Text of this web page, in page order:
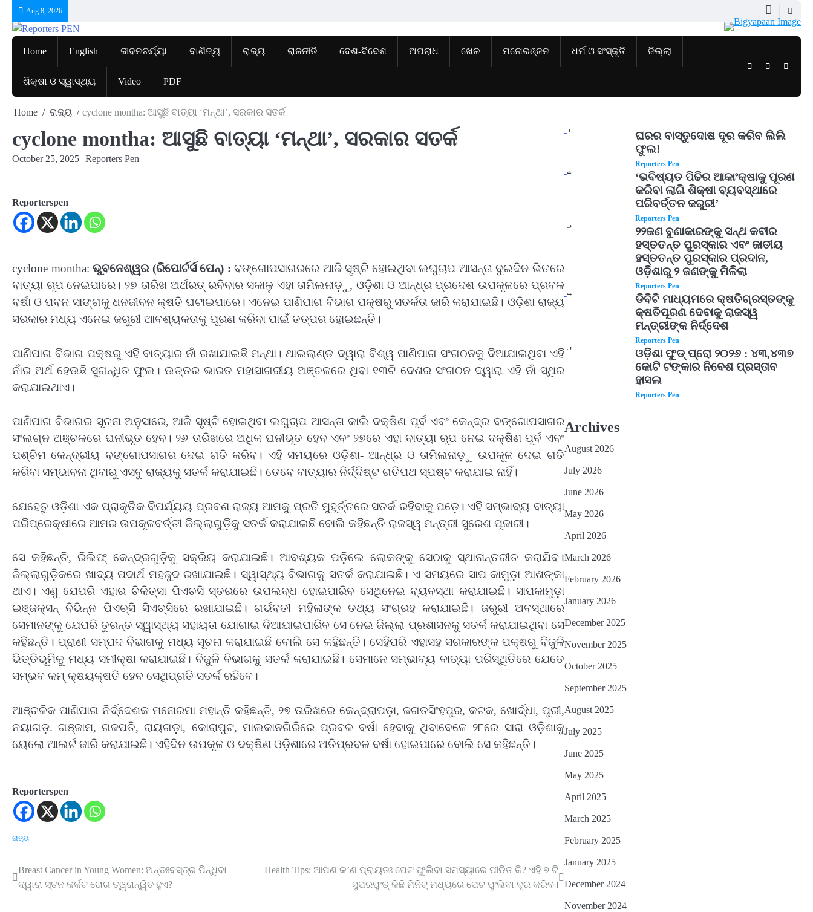
content
Aug 8, 2026
Home English ଜୀବନଚର୍ଯ୍ୟା ବାଣିଜ୍ୟ ରାଜ୍ୟ ରାଜନୀତି ଦେଶ-ବିଦେଶ ଅପରାଧ ଖେଳ ମନୋରଞ୍ଜନ ଧର୍ମ ଓ ସଂସ୍କୃତି ଜିଲ୍ଲା
ଶିକ୍ଷା ଓ ସ୍ୱାସ୍ଥ୍ୟ Video PDF
TwitterFacebook
Home ରାଜ୍ୟ cyclone montha: ଆସୁଛି ବାତ୍ୟା ‘ମନ୍ଥା’, ସରକାର ସତର୍କ
cyclone montha: ଆସୁଛି ବାତ୍ୟା ‘ମନ୍ଥା’, ସରକାର ସତର୍କ
October 25, 2025 Reporters Pen
Reporterspen
cyclone montha:ଭୁବନେଶ୍ୱର (ରିପୋର୍ଟର୍ସ ପେନ୍‌) : ବଙ୍ଗୋପସାଗରରେ ଆଜି ସୃଷ୍ଟି ହୋଇଥିବା ଲଘୁଚାପ ଆସନ୍ତା ଦୁଇଦିନ ଭିତରେ
ବାତ୍ୟା ରୂପ ନେଇପାରେ। ୨୭ ତାରିଖ ଅର୍ଥରତ୍‍ ରବିବାର ସକାଳୁ ଏହା ତାମିଲନାଡ଼ୁ, ଓଡ଼ିଶା ଓ ଆନ୍ଧ୍ର ପ୍ରଦେଶ ଉପକୂଳରେ ପ୍ରବଳ
ବର୍ଷା ଓ ପବନ ସାଙ୍ଗକୁ ଧନଜୀବନ କ୍ଷତି ଘଟାଇପାରେ। ଏନେଇ ପାଣିପାଗ ବିଭାଗ ପକ୍ଷରୁ ସତର୍କତା ଜାରି କରାଯାଇଛି। ଓଡ଼ିଶା ରାଜ୍ୟ
ସରକାର ମଧ୍ୟ ଏନେଇ ଜରୁରୀ ଆବଶ୍ୟକତାକୁ ପୂରଣ କରିବା ପାଇଁ ତତ୍ପର ହୋଇଛନ୍ତି।
ପାଣିପାଗ ବିଭାଗ ପକ୍ଷରୁ ଏହି ବାତ୍ୟାର ନାଁ ରଖାଯାଇଛି ମନ୍ଥା। ଥାଇଲାଣ୍ଡ ଦ୍ୱାରା ବିଶ୍ୱ ପାଣିପାଗ ସଂଗଠନକୁ ଦିଆଯାଇଥିବା ଏହି
ନାଁର ଅର୍ଥ ହେଉଛି ସୁଗନ୍ଧିତ ଫୁଲ। ଉତ୍ତର ଭାରତ ମହାସାଗରୀୟ ଅଞ୍ଚଳରେ ଥିବା ୧୩ଟି ଦେଶର ସଂଗଠନ ଦ୍ୱାରା ଏହି ନାଁ ସ୍ଥିର
କରାଯାଇଥାଏ।
ପାଣିପାଗ ବିଭାଗର ସୂଚନା ଅନୁସାରେ, ଆଜି ସୃଷ୍ଟି ହୋଇଥିବା ଲଘୁଚାପ ଆସନ୍ତା କାଲି ଦକ୍ଷିଣ ପୂର୍ବ ଏବଂ କେନ୍ଦ୍ର ବଙ୍ଗୋପସାଗର
ସଂଲଗ୍ନ ଅଞ୍ଚଳରେ ଘନୀଭୂତ ହେବ। ୨୬ ତାରିଖରେ ଅଧିକ ଘନୀଭୂତ ହେବ ଏବଂ ୨୭ରେ ଏହା ବାତ୍ୟା ରୂପ ନେଇ ଦକ୍ଷିଣ ପୂର୍ବ ଏବଂ
ପଶ୍ଚିମ କେନ୍ଦ୍ରୀୟ ବଙ୍ଗୋପସାଗର ଦେଇ ଗତି କରିବ। ଏହି ସମୟରେ ଓଡ଼ିଶା- ଆନ୍ଧ୍ର ଓ ତାମିଲନାଡ଼ୁ ଉପକୂଳ ଦେଇ ଗତି
କରିବା ସମ୍ଭାବନା ଥିବାରୁ ଏସବୁ ରାଜ୍ୟକୁ ସତର୍କ କରାଯାଇଛି। ତେବେ ବାତ୍ୟାର ନିର୍ଦ୍ଦିଷ୍ଟ ଗତିପଥ ସ୍ପଷ୍ଟ କରାଯାଇ ନାହିଁ।
ଯେହେତୁ ଓଡ଼ିଶା ଏକ ପ୍ରାକୃତିକ ବିପର୍ଯ୍ୟୟ ପ୍ରବଣ ରାଜ୍ୟ ଆମକୁ ପ୍ରତି ମୁହୂର୍ତ୍ତରେ ସତର୍କ ରହିବାକୁ ପଡ଼େ। ଏହି ସମ୍ଭାବ୍ୟ ବାତ୍ୟା
ପରିପ୍ରେକ୍ଷୀରେ ଆମର ଉପକୂଳବର୍ତ୍ତୀ ଜିଲ୍ଲାଗୁଡ଼ିକୁ ସତର୍କ କରାଯାଇଛି ବୋଲି କହିଛନ୍ତି ରାଜସ୍ୱ ମନ୍ତ୍ରୀ ସୁରେଶ ପୂଜାରୀ।
ସେ କହିଛନ୍ତି, ରିଲିଫ୍‍ କେନ୍ଦ୍ରଗୁଡ଼ିକୁ ସକ୍ରିୟ କରାଯାଇଛି। ଆବଶ୍ୟକ ପଡ଼ିଲେ ଲୋକଙ୍କୁ ସେଠାକୁ ସ୍ଥାନାନ୍ତରୀତ କରାଯିବ।
ଜିଲ୍ଲାଗୁଡ଼ିକରେ ଖାଦ୍ୟ ପଦାର୍ଥ ମହଜୁଦ ରଖାଯାଇଛି। ସ୍ୱାସ୍ଥ୍ୟ ବିଭାଗକୁ ସତର୍କ କରାଯାଇଛି। ଏ ସମୟରେ ସାପ କାମୁଡ଼ା ଆଶଙ୍କା
ଥାଏ। ଏଣୁ ଯେପରି ଏହାର ଚିକିତ୍ସା ପିଏଚସି ସ୍ତରରେ ଉପଲବ୍ଧ ହୋଇପାରିବ ସେଥିନେଇ ବ୍ୟବସ୍ଥା କରାଯାଇଛି। ସାପକାମୁଡ଼ା
ଇଞ୍ଜକ୍ସନ୍‍ ବିଭିନ୍ନ ପିଏଚ୍‍ସି ସିଏଚ୍‍ସିରେ ରଖାଯାଇଛି। ଗର୍ଭବତୀ ମହିଳାଙ୍କ ତଥ୍ୟ ସଂଗ୍ରହ କରାଯାଇଛି। ଜରୁରୀ ଅବସ୍ଥାରେ
ସେମାନଙ୍କୁ ଯେପରି ତୁରନ୍ତ ସ୍ୱାସ୍ଥ୍ୟ ସହାୟତା ଯୋଗାଇ ଦିଆଯାଇପାରିବ ସେ ନେଇ ଜିଲ୍ଲା ପ୍ରଶାସନକୁ ସତର୍କ କରାଯାଇଥିବା ସେ
କହିଛନ୍ତି। ପ୍ରାଣୀ ସମ୍ପଦ ବିଭାଗକୁ ମଧ୍ୟ ସୂଚନା କରାଯାଇଛି ବୋଲି ସେ କହିଛନ୍ତି। ସେହିପରି ଏହାସହ ସରକାରଙ୍କ ପକ୍ଷରୁ ବିଜୁଳି
ଭିତ୍ତିଭୂମିକୁ ମଧ୍ୟ ସମୀକ୍ଷା କରାଯାଇଛି। ବିଜୁଳି ବିଭାଗକୁ ସତର୍କ କରାଯାଇଛି। ସେମାନେ ସମ୍ଭାବ୍ୟ ବାତ୍ୟା ପରିସ୍ଥିତିରେ ଯେତେ
ସମ୍ଭବ କମ୍‍ କ୍ଷୟକ୍ଷତି ହେବ ସେଥିପ୍ରତି ସତର୍କ ରହିବେ।
ଆଞ୍ଚଳିକ ପାଣିପାଗ ନିର୍ଦ୍ଦେଶକ ମନୋରମା ମହାନ୍ତି କହିଛନ୍ତି, ୨୭ ତାରିଖରେ କେନ୍ଦ୍ରାପଡ଼ା, ଜଗତସିଂହପୁର, କଟକ, ଖୋର୍ଦ୍ଧା, ପୁରୀ,
ନୟାଗଡ଼. ଗଞ୍ଜାମ, ଗଜପତି, ରାୟଗଡ଼ା, କୋରାପୁଟ, ମାଲକାନଗିରିରେ ପ୍ରବଳ ବର୍ଷା ହେବାକୁ ଥିବାବେଳେ ୨୮ରେ ସାରା ଓଡ଼ିଶାକୁ
ୟେଲୋ ଆଲର୍ଟ ଜାରି କରାଯାଇଛି। ଏହିଦିନ ଉପକୂଳ ଓ ଦକ୍ଷିଣ ଓଡ଼ିଶାରେ ଅତିପ୍ରବଳ ବର୍ଷା ହୋଇପାରେ ବୋଲି ସେ କହିଛନ୍ତି।
Reporterspen
ରାଜ୍ୟ
Post
navigation
Breast Cancer in Young Women: ଅନ୍ତଃବସ୍ତ୍ର ପିନ୍ଧିବା
ଦ୍ୱାରା ସ୍ତନ କର୍କଟ ରୋଗ ତ୍ୱରାନ୍ୱିତ ହୁଏ?
Health Tips: ଆପଣ କ’ଣ ପ୍ରାୟତଃ ପେଟ ଫୁଲିବା ସମସ୍ୟାରେ ପୀଡିତ କି? ଏହି ୭ ଟି
ସୁପରଫୁଡ୍ କିଛି ମିନିଟ୍ ମଧ୍ୟରେ ପେଟ ଫୁଲିବା ଦୂର କରିବ।
1
ଘରର ବାସ୍ତୁଦୋଷ ଦୂର କରିବ ଲିଲି
ଫୁଲ!
Reporters Pen
2
‘ଭବିଷ୍ୟତ ପିଢିର ଆକାଂକ୍ଷାକୁ ପୂରଣ
କରିବା ଲାଗି ଶିକ୍ଷା ବ୍ୟବସ୍ଥାରେ
ପରିବର୍ତ୍ତନ ଜରୁରୀ’
Reporters Pen
3
୨୨ଜଣ ବୁଣାକାରଙ୍କୁ ସନ୍ଥ କବୀର
ହସ୍ତତନ୍ତ ପୁରସ୍କାର ଏବଂ ଜାତୀୟ
ହସ୍ତତନ୍ତ ପୁରସ୍କାର ପ୍ରଦାନ,
ଓଡ଼ିଶାରୁ ୨ ଜଣଙ୍କୁ ମିଳିଲା
Reporters Pen
4
ଡିବିଟି ମାଧ୍ୟମରେ କ୍ଷତିଗ୍ରସ୍ତଙ୍କୁ
କ୍ଷତିପୂରଣ ଦେବାକୁ ରାଜସ୍ୱ
ମନ୍ତ୍ରୀଙ୍କ ନିର୍ଦ୍ଦେଶ
Reporters Pen
5
ଓଡ଼ିଶା ଫୁଡ୍ ପ୍ରୋ ୨୦୨୬ : ୪୩,୪୩୭
କୋଟି ଟଙ୍କାର ନିବେଶ ପ୍ରସ୍ତାବ
ହାସଲ
Reporters Pen
Archives
August 2026
July 2026
June 2026
May 2026
April 2026
March 2026
February 2026
January 2026
December 2025
November 2025
October 2025
September 2025
August 2025
July 2025
June 2025
May 2025
April 2025
March 2025
February 2025
January 2025
December 2024
November 2024